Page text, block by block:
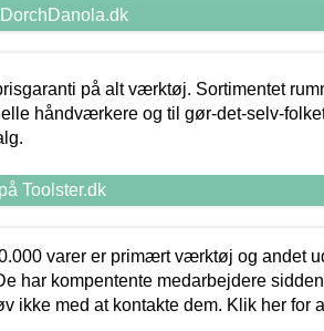
på alt værktøj. Sortimentet
håndværkere og til gør-det-selv-
Toolster.dk
varer er primært værktøj og andet
har kompentente medarbejdere
ikke med at kontakte dem. Klik her for